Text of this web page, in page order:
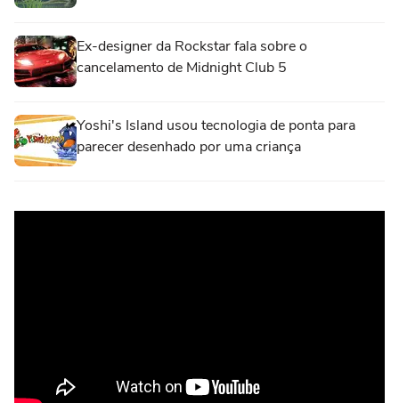
Ex-designer da Rockstar fala sobre o
cancelamento de Midnight Club 5
Yoshi's Island usou tecnologia de ponta para
parecer desenhado por uma criança